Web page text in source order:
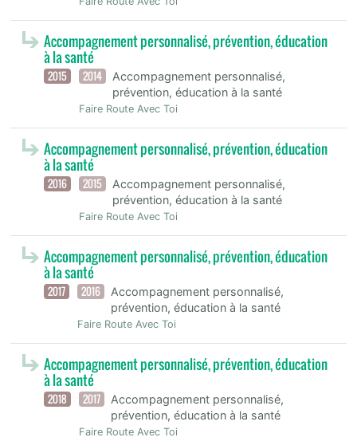
Accompagnement personnalisé, prévention, éducation
à la santé
2015 2014
Accompagnement personnalisé,
prévention, éducation à la santé
Faire Route Avec Toi
Accompagnement personnalisé, prévention, éducation
à la santé
2016 2015
Accompagnement personnalisé,
prévention, éducation à la santé
Faire Route Avec Toi
Accompagnement personnalisé, prévention, éducation
à la santé
2017 2016
Accompagnement personnalisé,
prévention, éducation à la santé
Faire Route Avec Toi
Accompagnement personnalisé, prévention, éducation
à la santé
2018 2017
Accompagnement personnalisé,
prévention, éducation à la santé
Faire Route Avec Toi